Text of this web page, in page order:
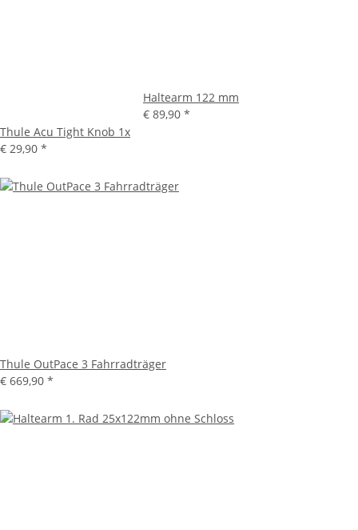
Thule Acu Tight Knob 1x
€ 29,90 *
Haltearm 122 mm
€ 89,90 *
Thule OutPace 3 Fahrradträger
€ 669,90 *